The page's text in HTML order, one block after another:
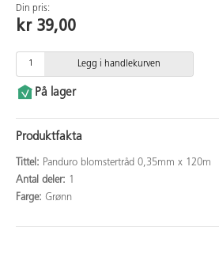
Din pris:
kr 39,00
Legg i handlekurven
På lager
Produktfakta
Tittel: Panduro blomstertråd 0,35mm x 120m
Antal deler: 1
Farge: Grønn